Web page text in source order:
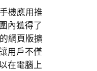
機應用推
內獲得了
網頁版擴
用戶不僅
在電腦上